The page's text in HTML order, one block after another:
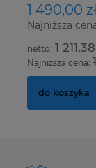
1 490,00 zł
Najniższa
1
Najniższa cena:
do koszyka